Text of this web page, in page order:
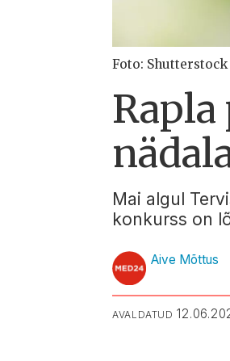
Foto: Shutterstock
Mai algul
konkurss on
Aive Mõttus
AVALDATUD